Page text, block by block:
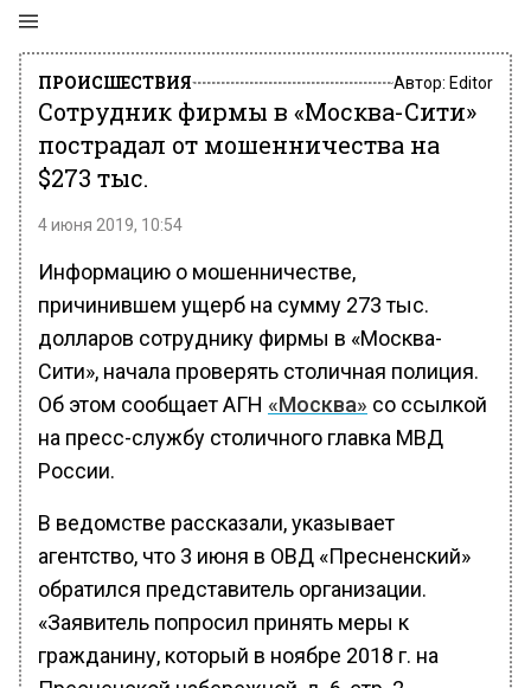
ПРОИСШЕСТВИЯ Автор: Editor
Сотрудник фирмы в «Москва-Сити»
пострадал от мошенничества на
$273 тыс.
4 июня 2019, 10:54
Информацию о мошенничестве,
причинившем ущерб на сумму 273 тыс.
долларов сотруднику фирмы в «Москва-
Сити», начала проверять столичная полиция.
Об этом сообщает АГН «Москва» со ссылкой
на пресс-службу столичного главка МВД
России.
В ведомстве рассказали, указывает
агентство, что 3 июня в ОВД «Пресненский»
обратился представитель организации.
«Заявитель попросил принять меры к
гражданину, который в ноябре 2018 г. на